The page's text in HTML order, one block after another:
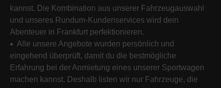
kannst. Die Kombination aus unserer Fahrzeugauswahl
und unseres Rundum-Kundenservices wird dein
Abenteuer in Frankfurt perfektionieren.
Alle unsere Angebote wurden persönlich und
eingehend überprüft, damit du die bestmögliche
Erfahrung bei der Anmietung eines unserer Sportwagen
machen kannst. Deshalb listen wir nur Fahrzeuge, die